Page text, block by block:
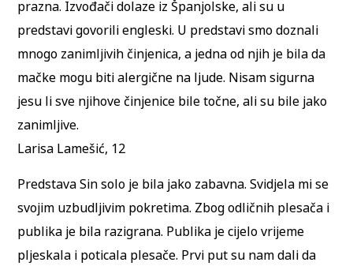
prazna. Izvođači dolaze iz Španjolske, ali su u
predstavi govorili engleski. U predstavi smo doznali
mnogo zanimljivih činjenica, a jedna od njih je bila da
mačke mogu biti alergične na ljude. Nisam sigurna
jesu li sve njihove činjenice bile točne, ali su bile jako
zanimljive.
Larisa Lamešić, 12
Predstava Sin solo je bila jako zabavna. Svidjela mi se
svojim uzbudljivim pokretima. Zbog odličnih plesača i
publika je bila razigrana. Publika je cijelo vrijeme
pljeskala i poticala plesače. Prvi put su nam dali da